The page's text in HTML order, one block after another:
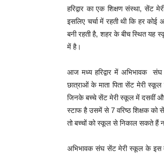
हरिद्वार का एक शिक्षण संस्था, सेंट
इसलिए चर्चा में रहती थी कि हर
बनी रहती है, शहर के बीच स्थित यह
में है।
आज मध्य हरिद्वार में अभिभावक संघ
छात्राओं के माता पिता सेंट मेरी
जिनके बच्चे सेंट मेरी स्कूल में दसवीं और
स्टाफ है उसमें से 7 वरिष्ठ शिक्षक को
तो बच्चों को स्कूल से निकाल सकते हैं
अभिभावक संघ सेंट मेरी स्कूल के इस